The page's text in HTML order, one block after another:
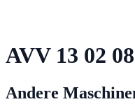
AVV 13 02 08
Andere